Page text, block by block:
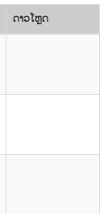
ດາວ​ໂຫຼດ